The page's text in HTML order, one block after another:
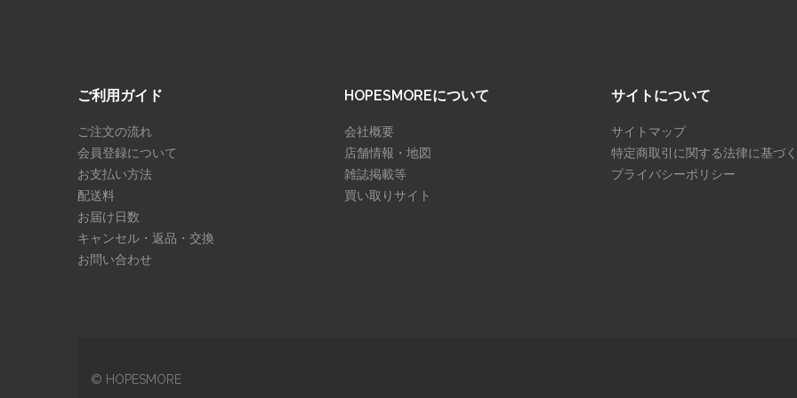
ご利用ガイド
ご注文の流れ
会員登録について
お支払い方法
配送料
お届け日数
キャンセル・返品・交換
お問い合わせ
HOPESMOREについて
会社概要
店舗情報・地図
雑誌掲載等
買い取りサイト
サイトについて
サイトマップ
特定商取引に関する法律に基づ
プライバシーポリシー
© HOPESMORE